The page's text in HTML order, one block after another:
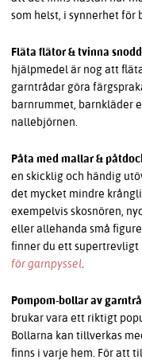
som helst, i synnerhet för
Fläta flätor & tvinna
hjälpmedel är nog att
garntrådar göra
barnrummet, barnkläder
nallebjörnen.
Påta med mallar &
en skicklig och händig
det mycket mindre
exempelvis skosnören,
eller allehanda små
finner du ett supertrevligt
för garnpyssel.
Pompom-bollar av
brukar vara ett riktigt
Bollarna kan tillverkas
finns i varje hem. För att